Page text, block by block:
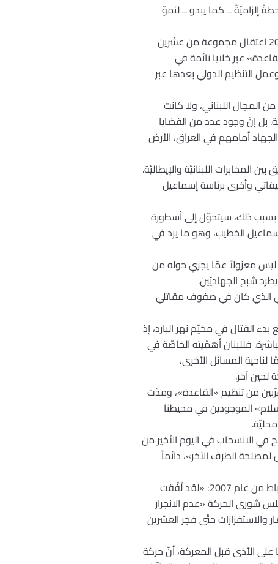
ــ كما يبدو ــ لنموّ
تكتشف السلطات الأمنيّة اللبنانيّة خليّةً لـ«القاعدة» في لبنان، وتعلن في بداية شهر تشرين الأوّل من عام 2003 اعتقال مجموعة من عشرين
عبر خلايا نائمة في
التنظيم الدولي بعدها عبر
اللبناني، ولا كانت
بل إنّ وجود عدد من القضايا
أمامهم في العراق، الأرض
بين المخابرات اللبنانيّة والإيطاليّة.
وأخرى برئاسة إسماعيل
بسبب ذلك، سيتحوّل إلى أسطورة
الخطيب، وهو ما يرد في
ليس معزولاً عمّا يجري حوله من
شبح الجهاديّين.
الذي كان في صفوف مقاتلي
القتال في مخيّم نهر البارد، إذ
فللبنان أهمّيته الخاصّة في
المسائل الأخرى،
لحين آخر.
من تنظيم «القاعدة»، ومدّت
الموجودين في محيطنا
في الانسحاب في اليوم الأخير من
الطرف الآخر»، دائماً
الشاب الذي يتحدّث بصراحة متناهية يشير إلى عدم تورّط «فتح الإسلام» رسميّاً في تفجير عين علق في 13 شباط من عام 2007: «لقد لُفِّقت
شورى الحركة «عدم الانجرار
والاستفزازات حتّى فجر العشرين
الأذى قبل المعركة، أنّ حركة